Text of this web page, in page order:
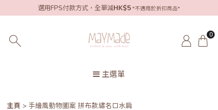
選用FPS付款方式，全單減HK$5 *不適用於折扣商品*
0
主選單
主頁 手繪風動物圖案 拼布款繡名口水肩